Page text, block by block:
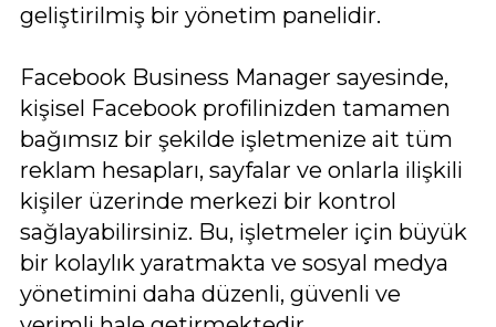
geliştirilmiş bir yönetim panelidir.
Facebook Business Manager sayesinde,
kişisel Facebook profilinizden tamamen
bağımsız bir şekilde işletmenize ait tüm
reklam hesapları, sayfalar ve onlarla ilişkili
kişiler üzerinde merkezi bir kontrol
sağlayabilirsiniz. Bu, işletmeler için büyük
bir kolaylık yaratmakta ve sosyal medya
yönetimini daha düzenli, güvenli ve